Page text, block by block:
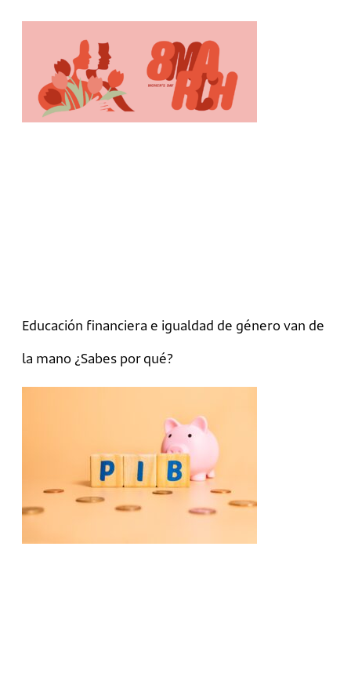
Educación financiera e igualdad de género van de
la mano ¿Sabes por qué?